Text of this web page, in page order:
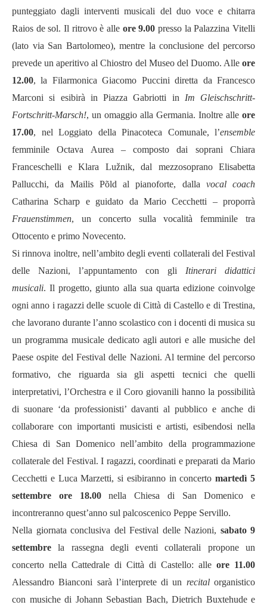
punteggiato dagli interventi musicali del duo voce e chitarra
Raios de sol. Il ritrovo è alle ore 9.00 presso la Palazzina Vitelli
(lato via San Bartolomeo), mentre la conclusione del percorso
prevede un aperitivo al Chiostro del Museo del Duomo. Alle ore
12.00, la Filarmonica Giacomo Puccini diretta da Francesco
Marconi si esibirà in Piazza Gabriotti in Im Gleischschritt-
Fortschritt-Marsch!, un omaggio alla Germania. Inoltre alle ore
17.00, nel Loggiato della Pinacoteca Comunale, l’ensemble
femminile Octava Aurea – composto dai soprani Chiara
Franceschelli e Klara Lužnik, dal mezzosoprano Elisabetta
Pallucchi, da Mailis Põld al pianoforte, dalla vocal coach
Catharina Scharp e guidato da Mario Cecchetti – proporrà
Frauenstimmen, un concerto sulla vocalità femminile tra
Ottocento e primo Novecento.
Si rinnova inoltre, nell’ambito degli eventi collaterali del Festival
delle Nazioni, l’appuntamento con gli Itinerari didattici
musicali. Il progetto, giunto alla sua quarta edizione coinvolge
ogni anno i ragazzi delle scuole di Città di Castello e di Trestina,
che lavorano durante l’anno scolastico con i docenti di musica su
un programma musicale dedicato agli autori e alle musiche del
Paese ospite del Festival delle Nazioni. Al termine del percorso
formativo, che riguarda sia gli aspetti tecnici che quelli
interpretativi, l’Orchestra e il Coro giovanili hanno la possibilità
di suonare ‘da professionisti’ davanti al pubblico e anche di
collaborare con importanti musicisti e artisti, esibendosi nella
Chiesa di San Domenico nell’ambito della programmazione
collaterale del Festival. I ragazzi, coordinati e preparati da Mario
Cecchetti e Luca Marzetti, si esibiranno in concertomartedì 5
settembre ore 18.00nella Chiesa di San Domenico e
incontreranno quest’anno sul palcoscenico Peppe Servillo.
Nella giornata conclusiva del Festival delle Nazioni, sabato 9
settembre la rassegna degli eventi collaterali propone un
concerto nella Cattedrale di Città di Castello: alle ore 11.00
Alessandro Bianconi sarà l’interprete di un recitalorganistico
con musiche di Johann Sebastian Bach, Dietrich Buxtehude e